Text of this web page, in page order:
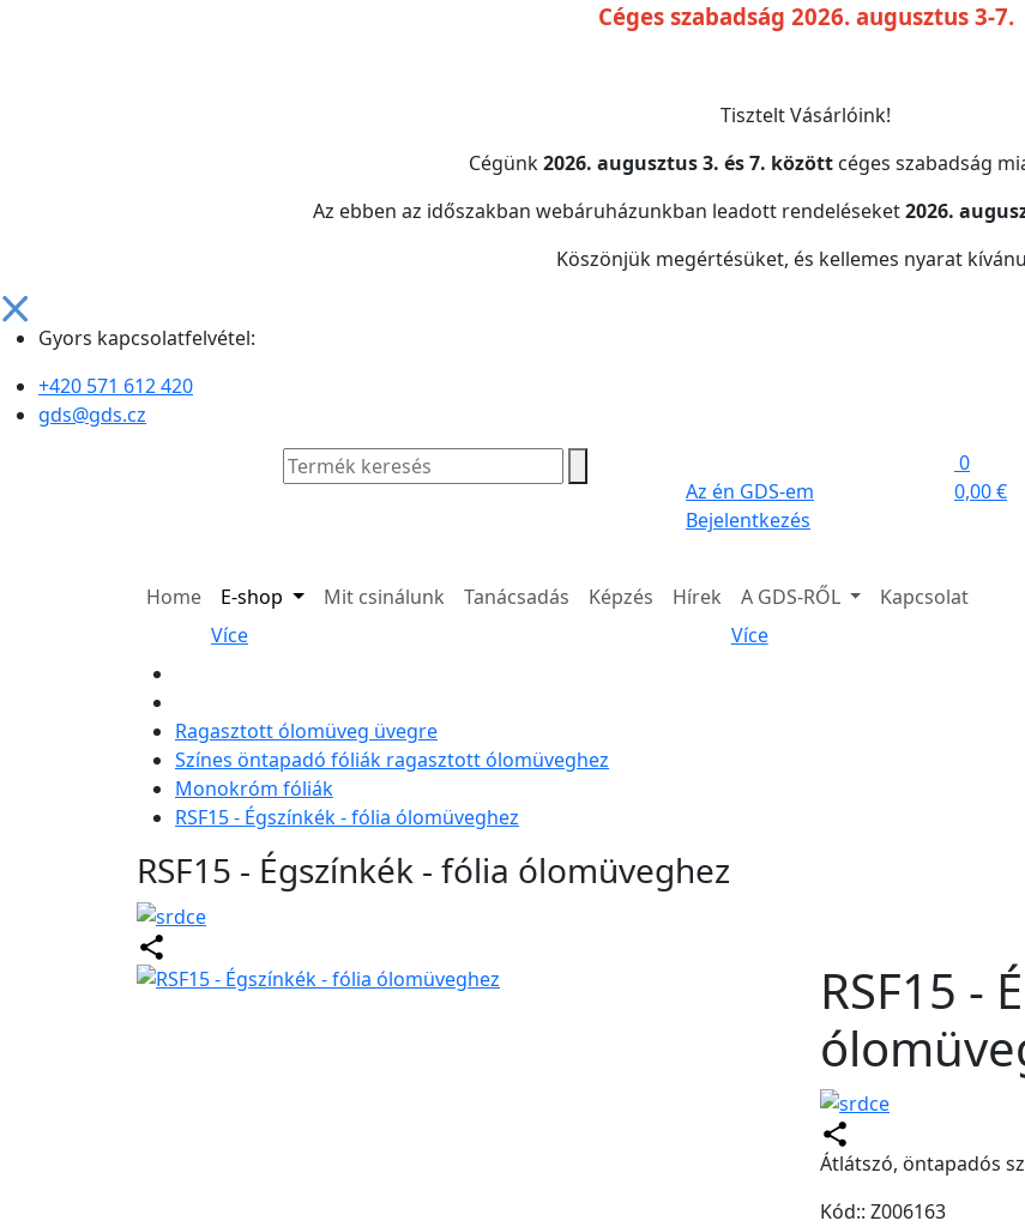
Céges szabadság 2026. augusztus 3-7.
Tisztelt Vásárlóink!
Cégünk2026. augusztus 3. és 7. között céges szabadság
Az ebben az időszakban webáruházunkban leadott rendeléseket2026.
Köszönjük megértésüket, és kellemes nyarat
Gyors kapcsolatfelvétel:
+420 571 612 420
gds@gds.cz
Az én GDS-em
Bejelentkezés
0
0,00 €
Home
E-shop
Více
Mit csinálunk Tanácsadás Képzés Hírek
A GDS-RŐL
Více
Kapcsolat
Ragasztott ólomüveg üvegre
Színes öntapadó fóliák ragasztott ólomüveghez
Monokróm fóliák
RSF15 - Égszínkék - fólia ólomüveghez
RSF15 - Égszínkék - fólia ólomüveghez
RSF15 -
Átlátszó, öntapadós
Kód:: Z006163